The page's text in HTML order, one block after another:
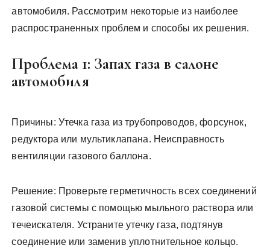
автомобиля. Рассмотрим некоторые из наиболее
распространенных проблем и способы их решения.
Проблема 1: Запах газа в салоне
автомобиля
Причины: Утечка газа из трубопроводов, форсунок,
редуктора или мультиклапана. Неисправность
вентиляции газового баллона.
Решение: Проверьте герметичность всех соединений
газовой системы с помощью мыльного раствора или
течеискателя. Устраните утечку газа, подтянув
соединение или заменив уплотнительное кольцо.